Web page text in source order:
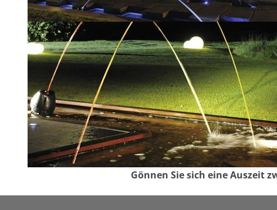
Gönnen Sie sich eine Auszeit